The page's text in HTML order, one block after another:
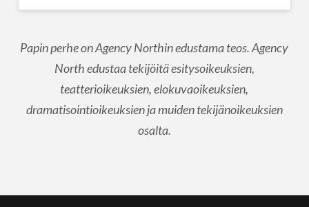
Papin perhe on Agency Northin edustama teos. Agency
North edustaa tekijöitä esitysoikeuksien,
teatterioikeuksien, elokuvaoikeuksien,
dramatisointioikeuksien ja muiden tekijänoikeuksien
osalta.